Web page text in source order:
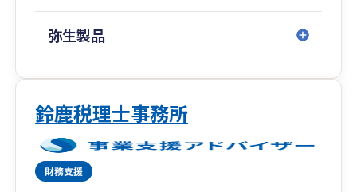
弥生製品
鈴鹿税理士事務所